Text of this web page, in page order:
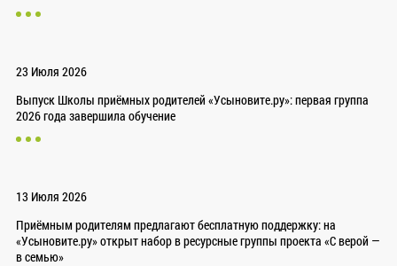
23 Июля 2026
Выпуск Школы приёмных родителей «Усыновите.ру»: первая группа
2026 года завершила обучение
13 Июля 2026
Приёмным родителям предлагают бесплатную поддержку: на
«Усыновите.ру» открыт набор в ресурсные группы проекта «С верой —
в семью»